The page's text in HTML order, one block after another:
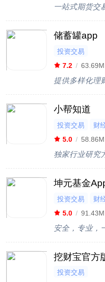
一站式期货交
储蓄罐app
投资交易
7.2 / 63.69M
提供多样化理
小帮知道
投资交易 财
5.0 / 58.86M
独家行业研究
坤元基金
投资交易
财
5.0 / 91.43M
安全，专业，
挖财宝官方
投资交易